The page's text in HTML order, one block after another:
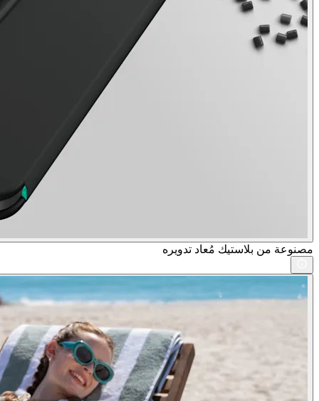
مصنوعة من بلاستيك مُعاد تدويره